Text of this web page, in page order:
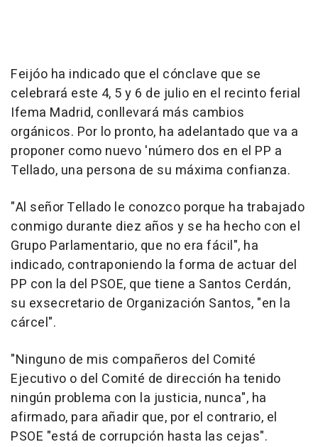
Feijóo ha indicado que el cónclave que se
celebrará este 4, 5 y 6 de julio en el recinto ferial
Ifema Madrid, conllevará más cambios
orgánicos. Por lo pronto, ha adelantado que va a
proponer como nuevo 'número dos en el PP a
Tellado, una persona de su máxima confianza.
"Al señor Tellado le conozco porque ha trabajado
conmigo durante diez años y se ha hecho con el
Grupo Parlamentario, que no era fácil", ha
indicado, contraponiendo la forma de actuar del
PP con la del PSOE, que tiene a Santos Cerdán,
su exsecretario de Organización Santos, "en la
cárcel".
"Ninguno de mis compañeros del Comité
Ejecutivo o del Comité de dirección ha tenido
ningún problema con la justicia, nunca", ha
afirmado, para añadir que, por el contrario, el
PSOE "está de corrupción hasta las cejas".